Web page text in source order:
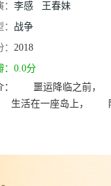
李感
王春妹
战争
2018
：0.0分
噩运降临之前，
活在一座岛上， 陆